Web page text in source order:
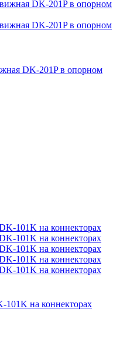
DK-201P в опорном
101K на коннекторах